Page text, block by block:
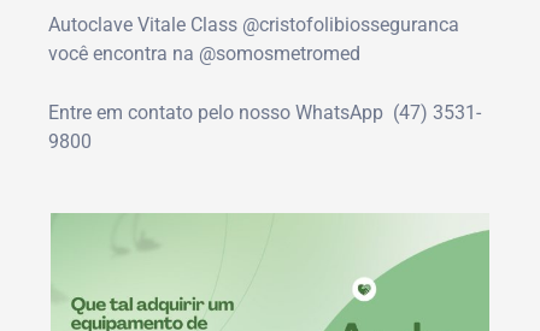
Autoclave Vitale Class @cristofolibiosseguranca
você encontra na @somosmetromed
Entre em contato pelo nosso WhatsApp (47) 3531-
9800